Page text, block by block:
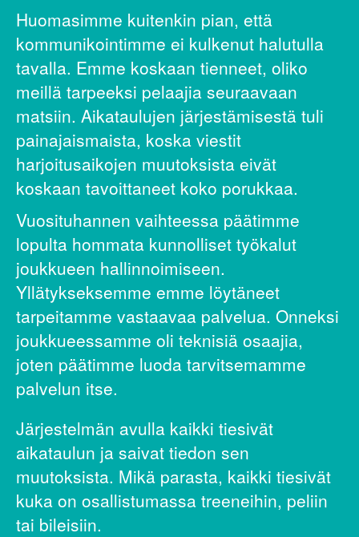
Huomasimme kuitenkin pian, että
kommunikointimme ei kulkenut halutulla
tavalla. Emme koskaan tienneet, oliko
meillä tarpeeksi pelaajia seuraavaan
matsiin. Aikataulujen järjestämisestä tuli
painajaismaista, koska viestit
harjoitusaikojen muutoksista eivät
koskaan tavoittaneet koko porukkaa.
Vuosituhannen vaihteessa päätimme
lopulta hommata kunnolliset työkalut
joukkueen hallinnoimiseen.
Yllätykseksemme emme löytäneet
tarpeitamme vastaavaa palvelua. Onneksi
joukkueessamme oli teknisiä osaajia,
joten päätimme luoda tarvitsemamme
palvelun itse.
Järjestelmän avulla kaikki tiesivät
aikataulun ja saivat tiedon sen
muutoksista. Mikä parasta, kaikki tiesivät
kuka on osallistumassa treeneihin, peliin
tai bileisiin.